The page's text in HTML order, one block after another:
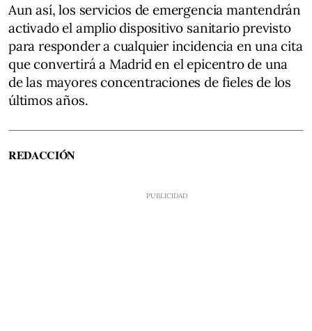
Aun así, los servicios de emergencia mantendrán
activado el amplio dispositivo sanitario previsto
para responder a cualquier incidencia en una cita
que convertirá a Madrid en el epicentro de una
de las mayores concentraciones de fieles de los
últimos años.
REDACCIÓN